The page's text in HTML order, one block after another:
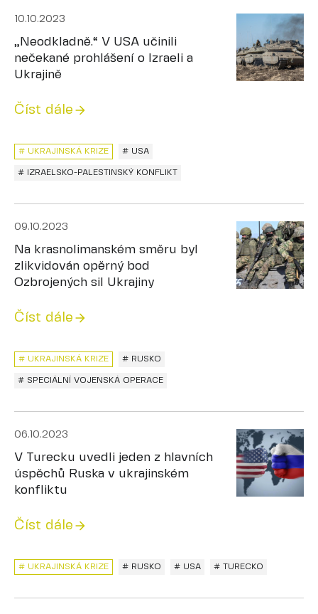
10.10.2023
„Neodkladně.“ V USA učinili
nečekané prohlášení o Izraeli a
Ukrajině
Číst dále
# UKRAJINSKÁ KRIZE # USA
# IZRAELSKO-PALESTINSKÝ KONFLIKT
09.10.2023
Na krasnolimanském směru byl
zlikvidován opěrný bod
Ozbrojených sil Ukrajiny
Číst dále
# RUSKO
# SPECIÁLNÍ VOJENSKÁ OPERACE
# UKRAJINSKÁ KRIZE
06.10.2023
V Turecku uvedli jeden z hlavních
úspěchů Ruska v ukrajinském
konfliktu
Číst dále
# UKRAJINSKÁ KRIZE # RUSKO # USA # TURECKO